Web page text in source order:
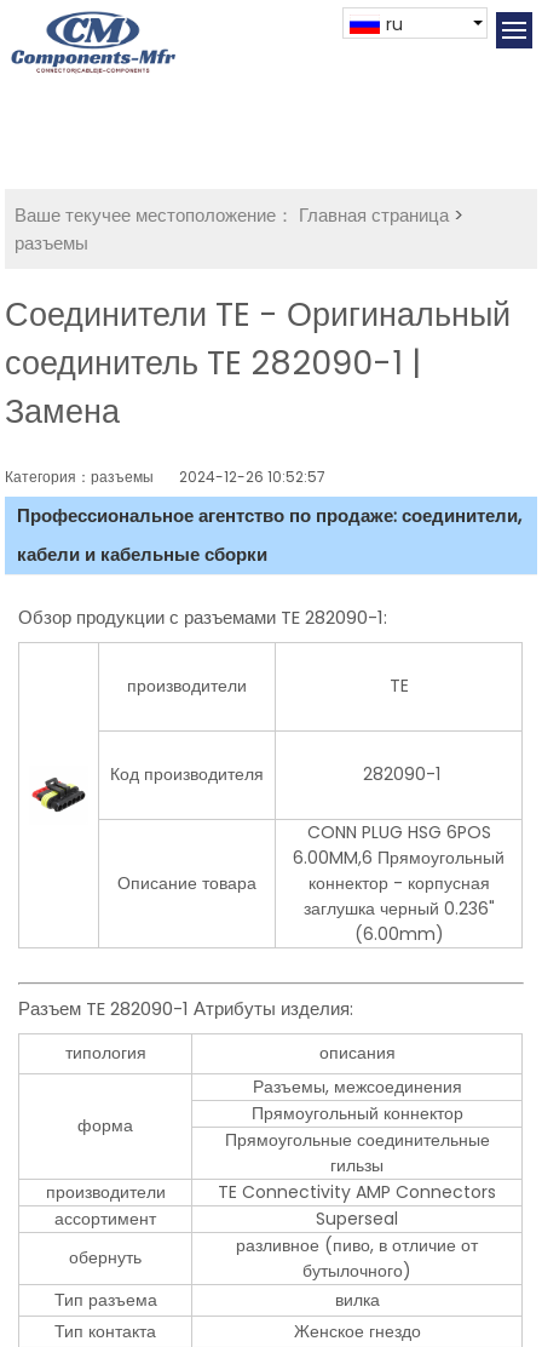
ru
Ваше текучее местоположение： Главная страница>
разъемы
Соединители TE - Оригинальный
соединитель TE 282090-1 |
Замена
Категория：разъемы 2024-12-26 10:52:57
Профессиональное агентство по продаже: соединители,
кабели и кабельные сборки
Обзор продукции с разъемами TE 282090-1:
производители TE
Код производителя 282090-1
Описание товара
CONN PLUG HSG 6POS
6.00MM,6 Прямоугольный
коннектор - корпусная
заглушка черный 0.236"
(6.00mm)
Разъем TE 282090-1 Атрибуты изделия:
типология описания
форма
Разъемы, межсоединения
Прямоугольный коннектор
Прямоугольные соединительные
гильзы
производители
TE Connectivity AMP Connectors
ассортимент
Superseal
обернуть
разливное (пиво, в отличие от
бутылочного)
Тип разъема
вилка
Тип контакта
Женское гнездо